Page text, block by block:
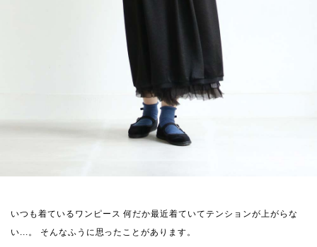
いつも着ているワンピース 何だか最近着ていてテンションが上がらな
い...。
そんなふうに思ったことがあります。